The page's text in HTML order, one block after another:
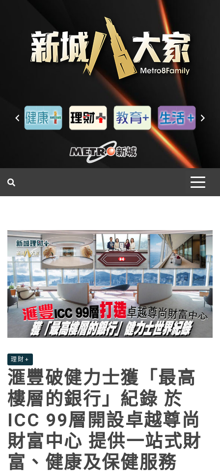
理財+
滙豐破健力士獲「最高
樓層的銀行」紀錄 於
ICC 99層開設卓越尊尚
財富中心 提供一站式財
富、健康及保健服務